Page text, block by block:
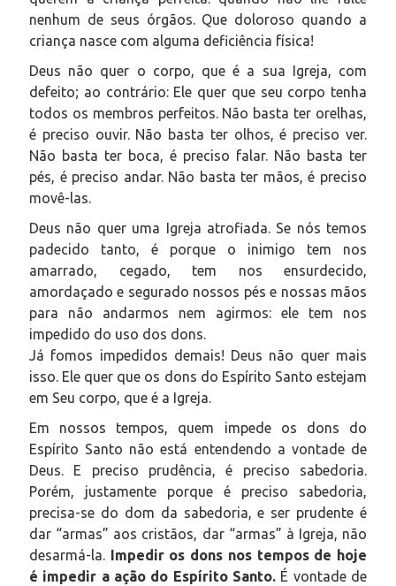
nenhum de seus órgãos. Que doloroso quando a
criança nasce com alguma deficiência física!
Deus não quer o corpo, que é a sua Igreja, com
defeito; ao contrário: Ele quer que seu corpo tenha
todos os membros perfeitos. Não basta ter orelhas,
é preciso ouvir. Não basta ter olhos, é preciso ver.
Não basta ter boca, é preciso falar. Não basta ter
pés, é preciso andar. Não basta ter mãos, é preciso
movê-las.
Deus não quer uma Igreja atrofiada. Se nós temos
padecido tanto, é porque o inimigo tem nos
amarrado, cegado, tem nos ensurdecido,
amordaçado e segurado nossos pés e nossas mãos
para não andarmos nem agirmos: ele tem nos
impedido do uso dos dons.
Já fomos impedidos demais! Deus não quer mais
isso. Ele quer que os dons do Espírito Santo estejam
em Seu corpo, que é a Igreja.
Em nossos tempos, quem impede os dons do
Espírito Santo não está entendendo a vontade de
Deus. E preciso prudência, é preciso sabedoria.
Porém, justamente porque é preciso sabedoria,
precisa-se do dom da sabedoria, e ser prudente é
dar “armas” aos cristãos, dar “armas” à Igreja, não
desarmá-la. Impedir os dons nos tempos de hoje
é impedir a ação do Espírito Santo. É vontade de